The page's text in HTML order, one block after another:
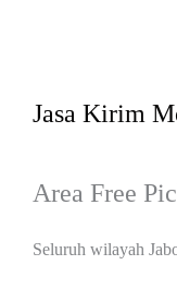
Jasa Kirim
Area Free
Seluruh wilayah